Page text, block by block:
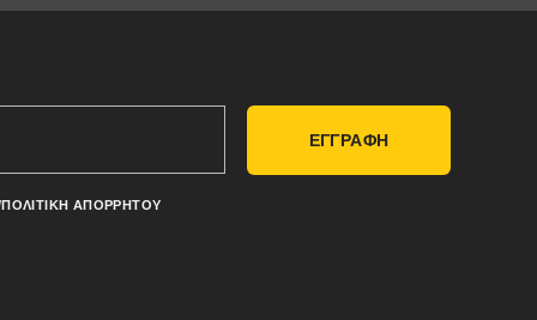
ΑΠΟΡΡΉΤΟΥ
ΕΓΓΡΑΦΗ